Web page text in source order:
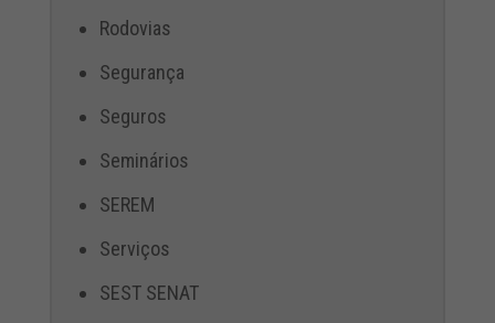
Rodovias
Segurança
Seguros
Seminários
SEREM
Serviços
SEST SENAT